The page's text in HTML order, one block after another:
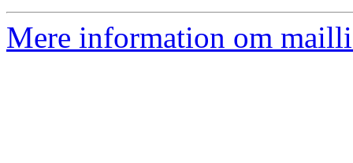
Mere information om